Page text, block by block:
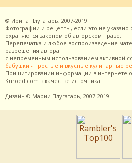
© Ирина Плугатарь, 2007-2019.
Фотографии и рецепты, если это не указано
охраняются законом об авторском праве.
Перепечатка и любое воспроизведение
разрешения автора
с непременным использованием активной
бабушки - простые и вкусные кулинарные
При цитировании информации в интернете
Kuroed.com в качестве источника.
Дизайн © Марии Плугатарь, 2007-2019